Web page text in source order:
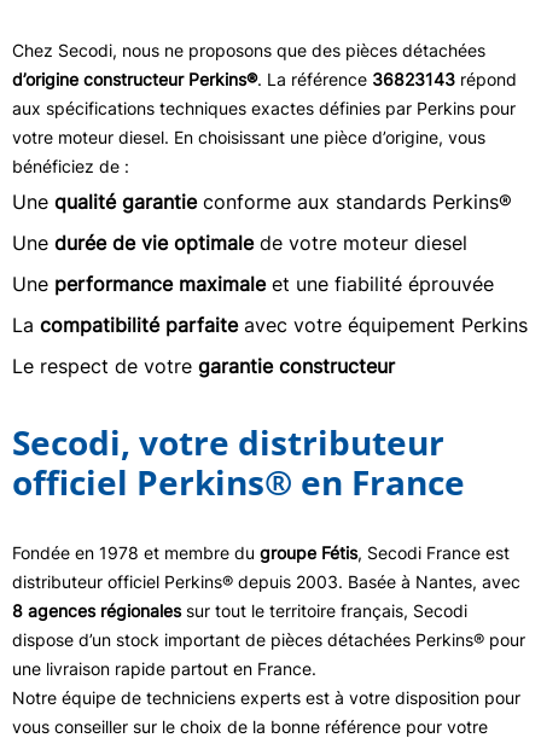
Chez Secodi, nous ne proposons que des pièces détachées
d’origine constructeur Perkins®. La référence 36823143 répond
aux spécifications techniques exactes définies par Perkins pour
votre moteur diesel. En choisissant une pièce d’origine, vous
bénéficiez de :
Une qualité garantieconforme aux standards Perkins®
Une durée de vie optimalede votre moteur diesel
Une performance maximaleet une fiabilité éprouvée
La compatibilité parfaiteavec votre équipement Perkins
Le respect de votre garantie constructeur
Secodi, votre distributeur
officiel Perkins® en France
Fondée en 1978 et membre du groupe Fétis, Secodi France est
distributeur officiel Perkins® depuis 2003. Basée à Nantes, avec
8 agences régionalessur tout le territoire français, Secodi
dispose d’un stock important de pièces détachées Perkins® pour
une livraison rapide partout en France.
Notre équipe de techniciens experts est à votre disposition pour
vous conseiller sur le choix de la bonne référence pour votre